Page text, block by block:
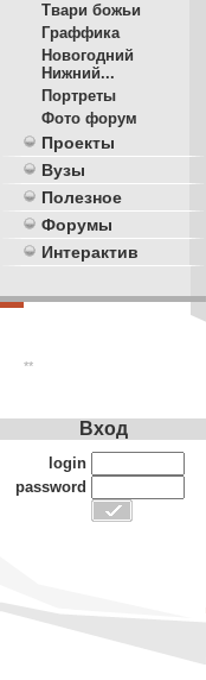
Твари божьи
Граффика
Новогодний
Нижний...
Портреты
Фото форум
Проекты
Вузы
Полезное
Форумы
Интерактив
**
Вход
login
password